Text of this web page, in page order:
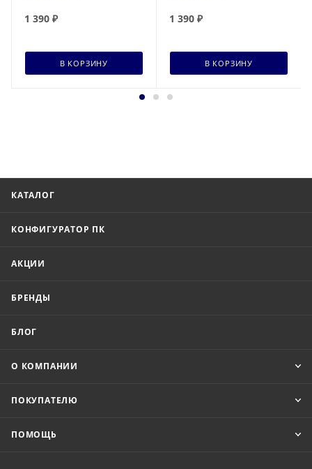
1 390 ₽
В КОРЗИНУ
1 390 ₽
В КОРЗИНУ
КАТАЛОГ
КОНФИГУРАТОР ПК
АКЦИИ
БРЕНДЫ
БЛОГ
О КОМПАНИИ
ПОКУПАТЕЛЮ
ПОМОЩЬ